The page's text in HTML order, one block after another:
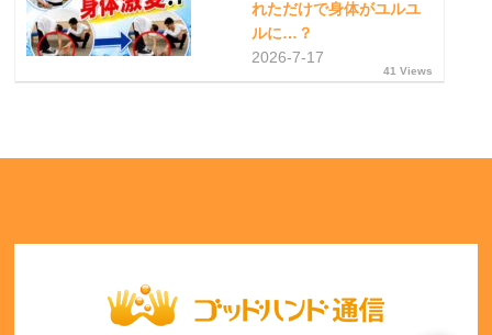
れただけで身体がユルユ
ルに…？
2026-7-17
41 Views